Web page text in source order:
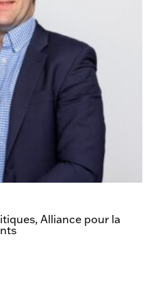
Alliance pour la